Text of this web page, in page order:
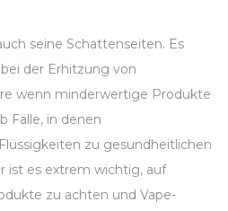
seine Schattenseiten. Es
der Erhitzung von
wenn minderwertige Produkte
Fälle, in denen
zu gesundheitlichen
ist es extrem wichtig, auf
zu achten und Vape-